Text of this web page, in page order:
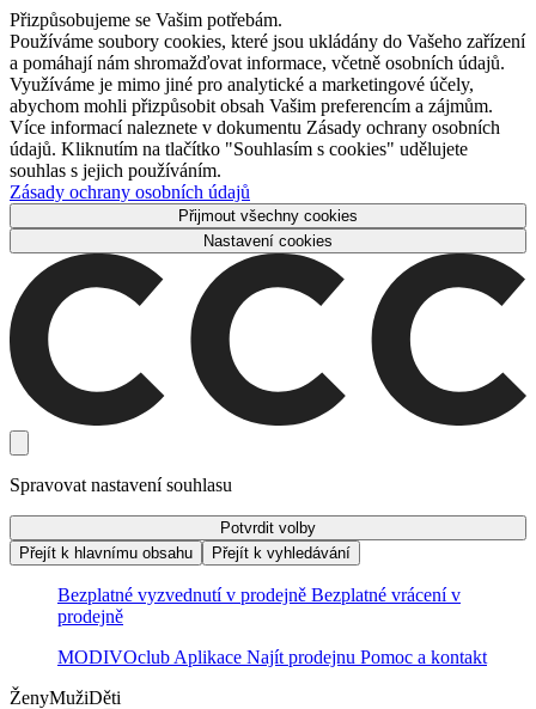
Přizpůsobujeme se Vašim potřebám.
Používáme soubory cookies, které jsou ukládány do Vašeho zařízení
a pomáhají nám shromažďovat informace, včetně osobních údajů.
Využíváme je mimo jiné pro analytické a marketingové účely,
abychom mohli přizpůsobit obsah Vašim preferencím a zájmům.
Více informací naleznete v dokumentu Zásady ochrany osobních
údajů. Kliknutím na tlačítko "Souhlasím s cookies" udělujete
souhlas s jejich používáním.
Zásady ochrany osobních údajů
Přijmout všechny cookies
Nastavení cookies
Spravovat nastavení souhlasu
Potvrdit volby
Přejít k hlavnímu obsahu
Přejít k vyhledávání
Bezplatné vyzvednutí v prodejně Bezplatné vrácení v
prodejně
MODIVOclub Aplikace Najít prodejnu Pomoc a kontakt
ŽenyMužiDěti